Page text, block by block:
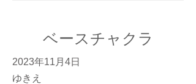
ベースチャクラ
2023年11月4日
ゆきえ